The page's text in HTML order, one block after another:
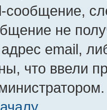
сообщение,
не
email,
что ввели